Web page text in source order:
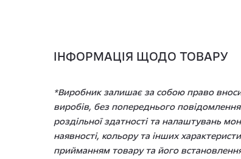
ІНФОРМАЦІЯ ЩОДО ТОВАРУ
*Виробник залишає за собою право
виробів, без попереднього
роздільної здатності та налаштувань
наявності, кольору та інших
прийманням товару та його